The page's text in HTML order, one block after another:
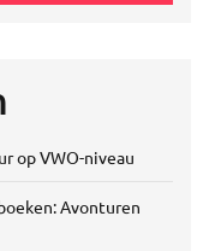
op VWO-niveau
Avonturen